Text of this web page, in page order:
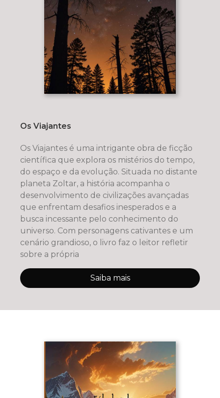
Os Viajantes
Os Viajantes é uma intrigante obra de ficção
científica que explora os mistérios do tempo,
do espaço e da evolução. Situada no distante
planeta Zoltar, a história acompanha o
desenvolvimento de civilizações avançadas
que enfrentam desafios inesperados e a
busca incessante pelo conhecimento do
universo. Com personagens cativantes e um
cenário grandioso, o livro faz o leitor refletir
sobre a própria
Saiba mais